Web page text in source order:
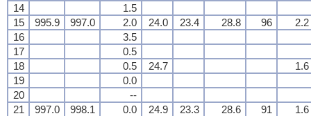
14
1.5
15
995.9 997.0 2.0 24.0 23.4 28.8 96
2.2
16
3.5
17
0.5
18
0.5 24.7
1.6
19
0.0
20
--
21
997.0 998.1 0.0 24.9 23.3 28.6 91
1.6